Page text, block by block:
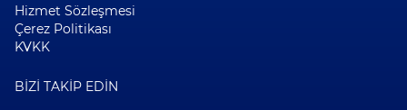
Hizmet Sözleşmesi
Çerez Politikası
KVKK
BİZİ TAKİP EDİN